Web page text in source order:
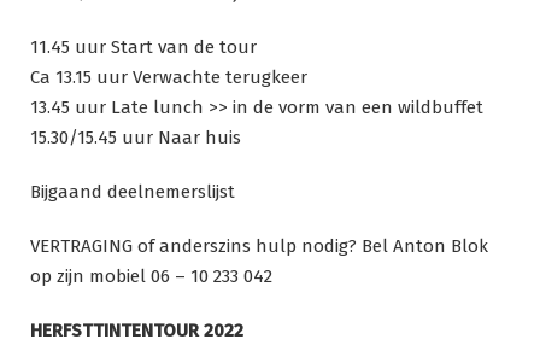
11.45 uur Start van de tour
Ca 13.15 uur Verwachte terugkeer
13.45 uur Late lunch >> in de vorm van een wildbuffet
15.30/15.45 uur Naar huis
Bijgaand deelnemerslijst
VERTRAGING of anderszins hulp nodig? Bel Anton Blok
op zijn mobiel 06 – 10 233 042
HERFSTTINTENTOUR 2022